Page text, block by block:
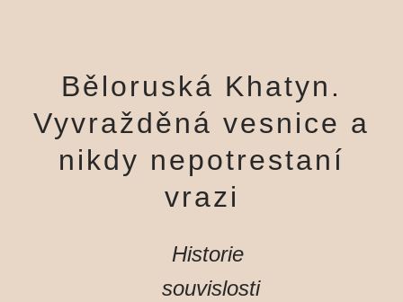
Běloruská Khatyn.
Vyvražděná vesnice a
nikdy nepotrestaní
vrazi
Historie
souvislosti